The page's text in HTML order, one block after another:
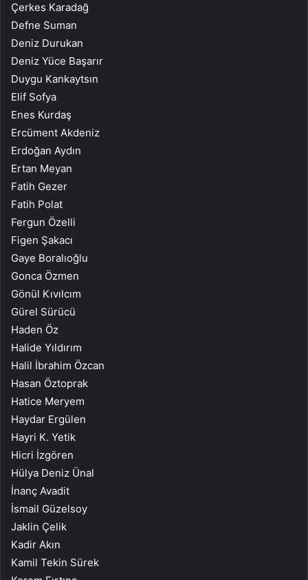
Çerkes Karadağ
Defne Suman
Deniz Durukan
Deniz Yüce Başarır
Duygu Kankaytsın
Elif Sofya
Enes Kurdaş
Ercüment Akdeniz
Erdoğan Aydın
Ertan Meyan
Fatih Gezer
Fatih Polat
Fergun Özelli
Figen Şakacı
Gaye Boralıoğlu
Gonca Özmen
Gönül Kıvılcım
Gürel Sürücü
Haden Öz
Halide Yıldırım
Halil İbrahim Özcan
Hasan Öztoprak
Hatice Meryem
Haydar Ergülen
Hayri K. Yetik
Hicri İzgören
Hülya Deniz Ünal
İnanç Avadit
İsmail Güzelsoy
Jaklin Çelik
Kadir Akın
Kamil Tekin Sürek